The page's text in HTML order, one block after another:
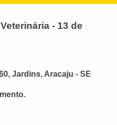
- 13 de
Jardins, Aracaju - SE